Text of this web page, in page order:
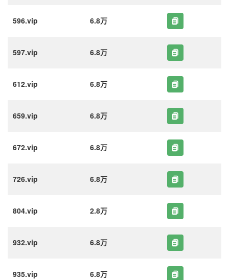
596.vip 6.8万
597.vip 6.8万
612.vip 6.8万
659.vip 6.8万
672.vip 6.8万
726.vip 6.8万
804.vip 2.8万
932.vip 6.8万
935.vip 6.8万